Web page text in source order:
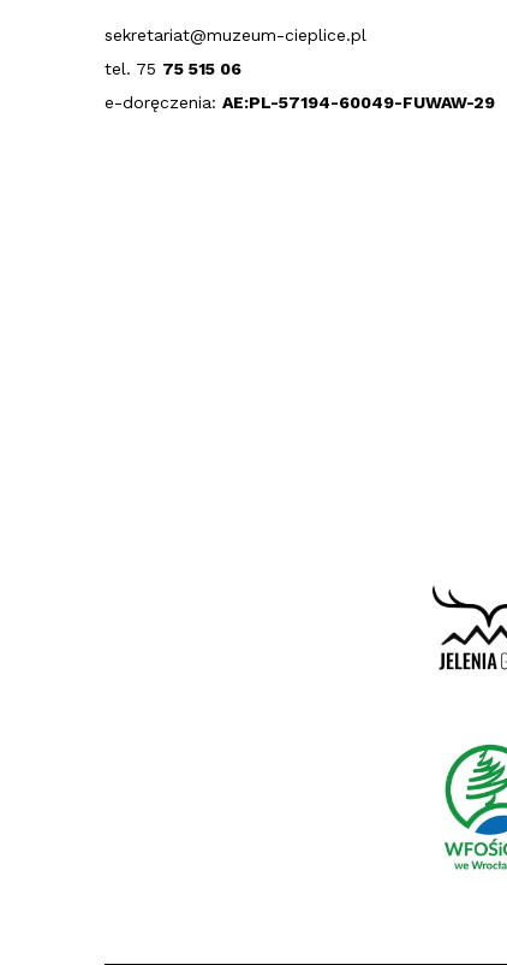
sekretariat@muzeum-cieplice.pl
tel. 75 75 515 06
e-doręczenia: AE:PL-57194-60049-FUWAW-29